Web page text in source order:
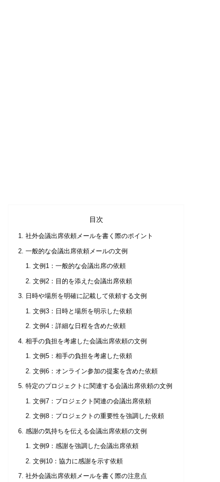
目次
社外会議出席依頼メールを書く際のポイント
一般的な会議出席依頼メールの文例
文例1：一般的な会議出席の依頼
文例2：目的を添えた会議出席依頼
日時や場所を明確に記載して依頼する文例
文例3：日時と場所を明示した依頼
文例4：詳細な日程を含めた依頼
相手の負担を考慮した会議出席依頼の文例
文例5：相手の負担を考慮した依頼
文例6：オンライン参加の提案を含めた依頼
特定のプロジェクトに関連する会議出席依頼の文例
文例7：プロジェクト関連の会議出席依頼
文例8：プロジェクトの重要性を強調した依頼
感謝の気持ちを伝える会議出席依頼の文例
文例9：感謝を強調した会議出席依頼
文例10：協力に感謝を示す依頼
社外会議出席依頼メールを書く際の注意点